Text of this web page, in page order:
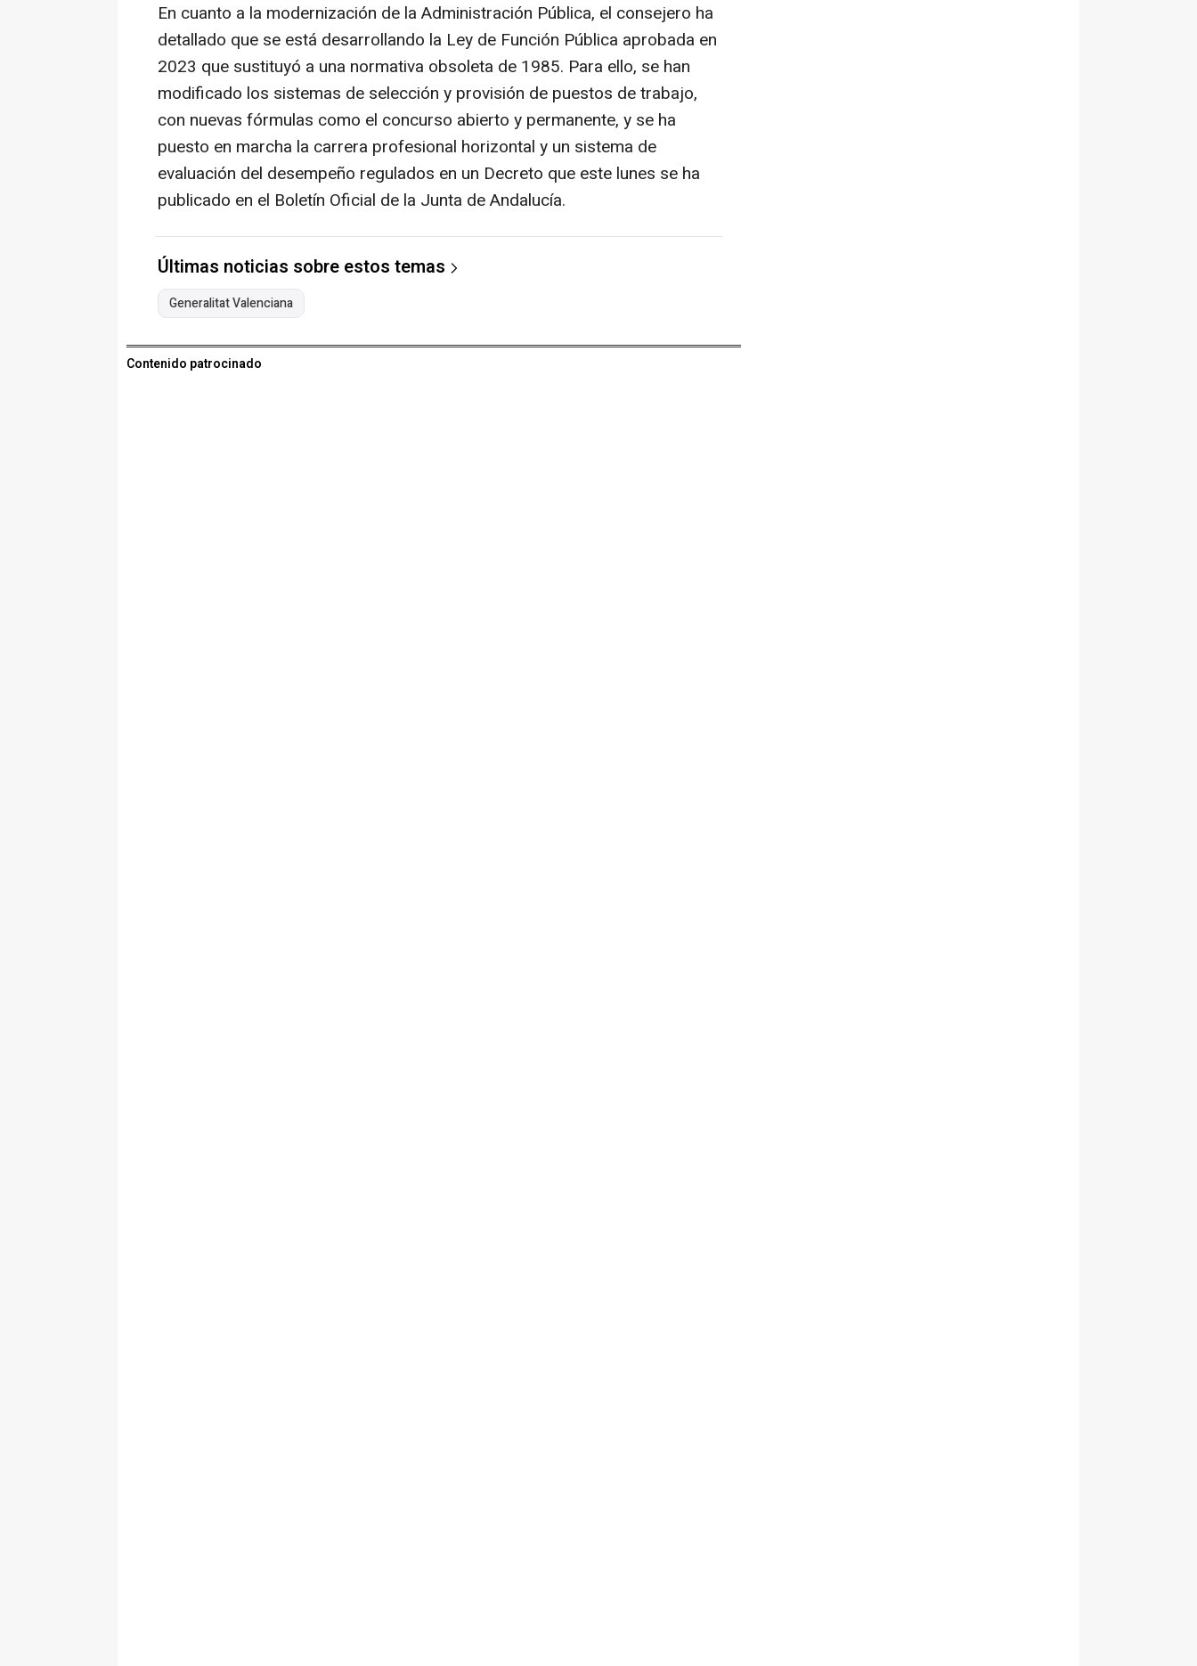
En cuanto a la modernización de la Administración Pública, el consejero ha
detallado que se está desarrollando la Ley de Función Pública aprobada en
2023 que sustituyó a una normativa obsoleta de 1985. Para ello, se han
modificado los sistemas de selección y provisión de puestos de trabajo,
con nuevas fórmulas como el concurso abierto y permanente, y se ha
puesto en marcha la carrera profesional horizontal y un sistema de
evaluación del desempeño regulados en un Decreto que este lunes se ha
publicado en el Boletín Oficial de la Junta de Andalucía.
Últimas noticias sobre estos temas
Generalitat Valenciana
Contenido patrocinado